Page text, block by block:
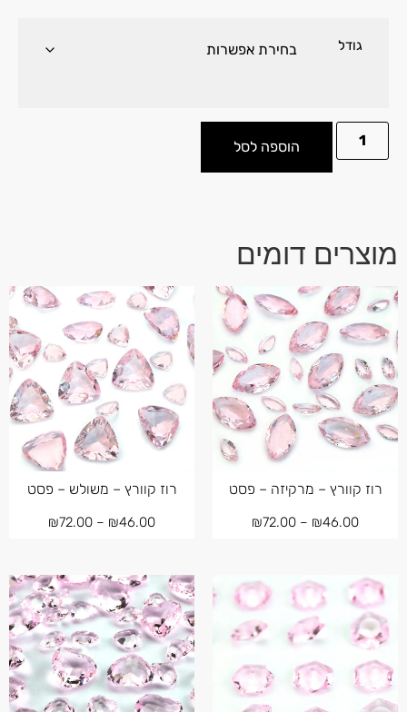
גודל
הוספה לסל
מוצרים דומים
רוז קוורץ – מרקיזה – פסט
₪46.00
–
₪72.00
רוז קוורץ – משולש – פסט
₪46.00
–
₪72.00